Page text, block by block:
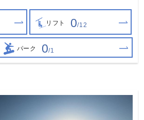
リフト 0/12
パーク 0/1